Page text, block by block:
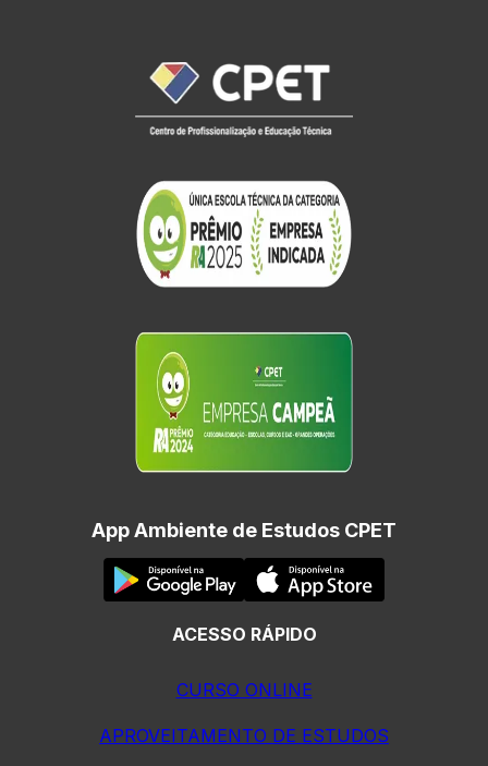
App Ambiente de Estudos CPET
ACESSO RÁPIDO
CURSO ONLINE
APROVEITAMENTO DE ESTUDOS